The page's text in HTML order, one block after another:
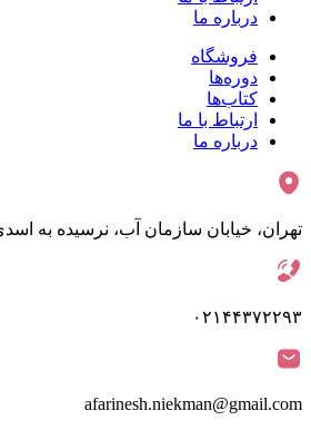
درباره ما
فروشگاه
دوره‌ها
کتاب‌ها
ارتباط با ما
درباره ما
تهران، خیابان سازمان آب، نرسیده به اسدی، پلاک
۰۲۱۴۴۳۷۲۲۹۳
afarinesh.niekman@gmail.com